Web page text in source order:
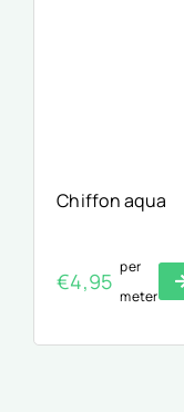
Chiffon aqua
€4,95
per
meter